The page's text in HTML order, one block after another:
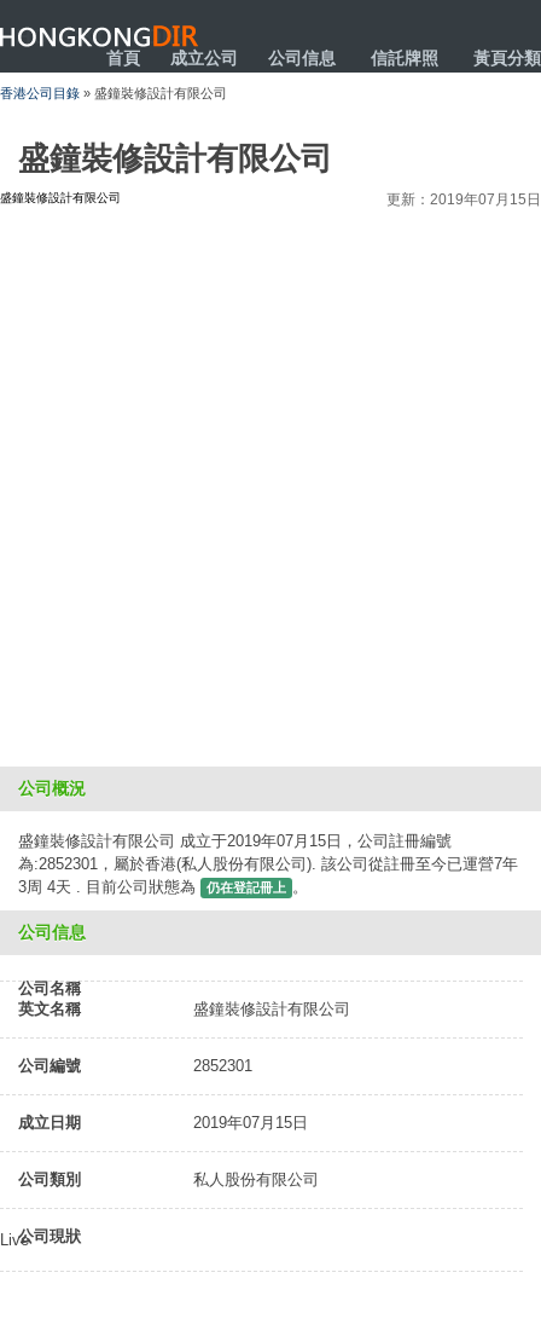
HONGKONGDIR
首頁 成立公司 公司信息 信託牌照 黃頁分類
香港公司目錄 » 盛鐘裝修設計有限公司
盛鐘裝修設計有限公司
盛鐘裝修設計有限公司 更新：2019年07月15日
公司概況
盛鐘裝修設計有限公司 成立于2019年07月15日，公司註冊編號
為:2852301，屬於香港(私人股份有限公司). 該公司從註冊至今已運營7年
3周 4天 . 目前公司狀態為
仍在登記冊上 。
公司信息
公司名稱
英文名稱
盛鐘裝修設計有限公司
公司編號 2852301
成立日期 2019年07月15日
公司類別 私人股份有限公司
公司現狀
Live